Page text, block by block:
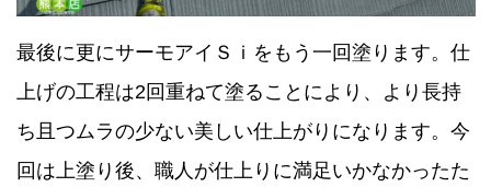
最後に更にサーモアイＳｉをもう一回塗ります。仕
上げの工程は2回重ねて塗ることにより、より長持
ち且つムラの少ない美しい仕上がりになります。今
回は上塗り後、職人が仕上りに満足いかなかったた